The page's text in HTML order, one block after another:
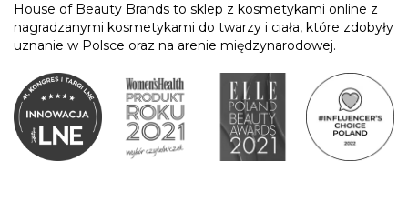
House of Beauty Brands to sklep z kosmetykami online z
nagradzanymi kosmetykami do twarzy i ciała, które zdobyły
uznanie w Polsce oraz na arenie międzynarodowej.